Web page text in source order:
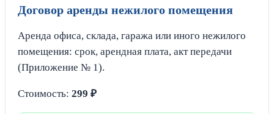
Договор аренды нежилого помещения
Аренда офиса, склада, гаража или иного нежилого
помещения: срок, арендная плата, акт передачи
(Приложение № 1).
Стоимость: 299 ₽